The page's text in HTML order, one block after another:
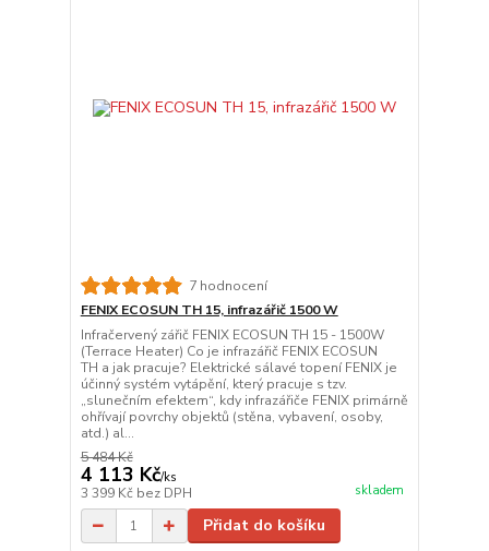
7 hodnocení
FENIX ECOSUN TH 15, infrazářič 1500 W
Infračervený zářič FENIX ECOSUN TH 15 - 1500W
(Terrace Heater) Co je infrazářič FENIX ECOSUN
TH a jak pracuje? Elektrické sálavé topení FENIX je
účinný systém vytápění, který pracuje s tzv.
„slunečním efektem“, kdy infrazářiče FENIX primárně
ohřívají povrchy objektů (stěna, vybavení, osoby,
atd.) al...
5 484 Kč
4 113 Kč/ks
3 399 Kč bez DPH skladem
Přidat do košíku